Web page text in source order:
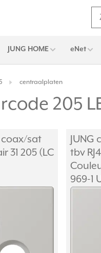
JUNG HOME eNet
centraalplaten
205
coax/sat
31 205 (LC
tbv
969-1